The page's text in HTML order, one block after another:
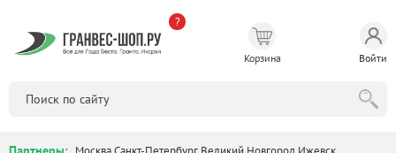
?
Корзина Войти